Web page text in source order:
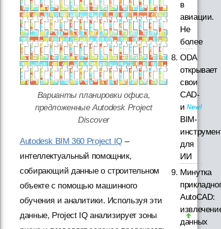
Варианты планировки офиса,
предложенные Autodesk Project
Discover
Autodesk BIM 360 Project IQ–
интеллектуальный помощник,
собирающий данные о строительном
объекте с помощью машинного
обучения и аналитики. Используя эти
данные, Project IQ анализирует зоны
в
авиации.
Не
более
ODA
открывает
свои
CAD-
и
BIM-
для
ИИ
Минутка
AutoCAD:
данных